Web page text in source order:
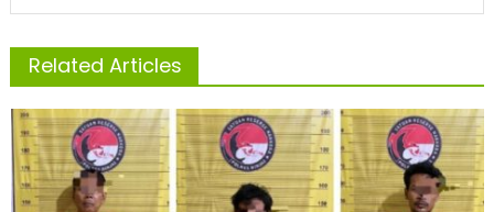
Related Articles